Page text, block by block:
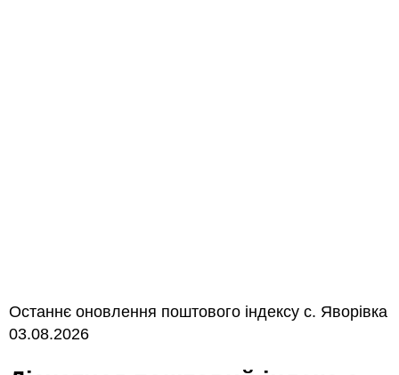
Останнє оновлення поштового індексу с. Яворівка
03.08.2026